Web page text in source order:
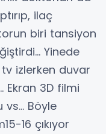
ilaç
biri tansiyon
Yinede
izlerken duvar
Ekran 3D filmi
vs… Böyle
16 çıkıyor